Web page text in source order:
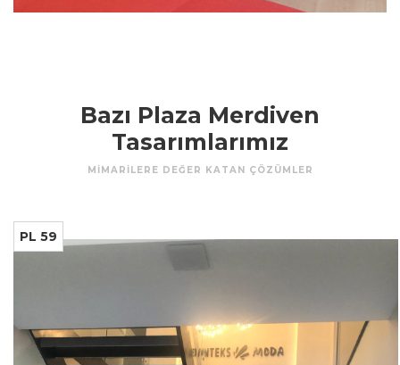
Bazı Plaza Merdiven
Tasarımlarımız
MİMARİLERE DEĞER KATAN ÇÖZÜMLER
PL 59